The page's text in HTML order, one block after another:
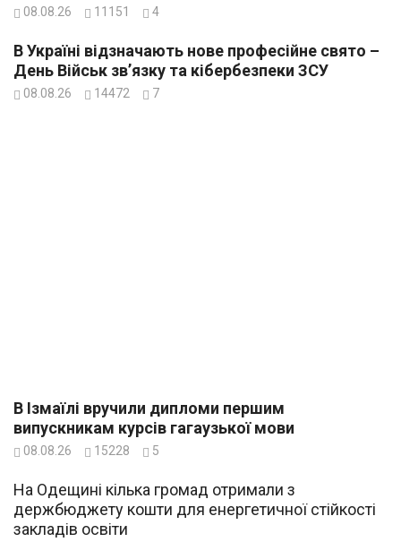
08.08.26 11151 4
В Україні відзначають нове професійне свято –
День Військ зв’язку та кібербезпеки ЗСУ
08.08.26 14472 7
В Ізмаїлі вручили дипломи першим
випускникам курсів гагаузької мови
08.08.26 15228 5
На Одещині кілька громад отримали з
держбюджету кошти для енергетичної стійкості
закладів освіти